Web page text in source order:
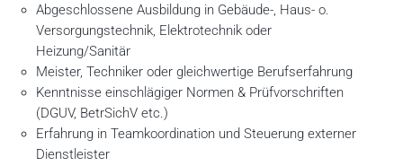
Abgeschlossene Ausbildung in Gebäude-, Haus- o.
Versorgungstechnik, Elektrotechnik oder
Heizung/Sanitär
Meister, Techniker oder gleichwertige Berufserfahrung
Kenntnisse einschlägiger Normen & Prüfvorschriften
(DGUV, BetrSichV etc.)
Erfahrung in Teamkoordination und Steuerung externer
Dienstleister